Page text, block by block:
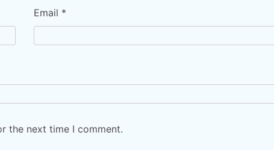
Email *
the next time I comment.